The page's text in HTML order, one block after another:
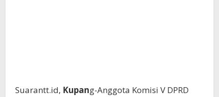
Suarantt.id, Kupang-Anggota Komisi V DPRD